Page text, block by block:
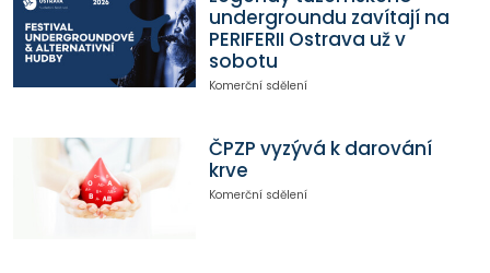
undergroundu zavítají na
PERIFERII Ostrava už v
sobotu
Komerční sdělení
ČPZP vyzývá k darování
krve
Komerční sdělení